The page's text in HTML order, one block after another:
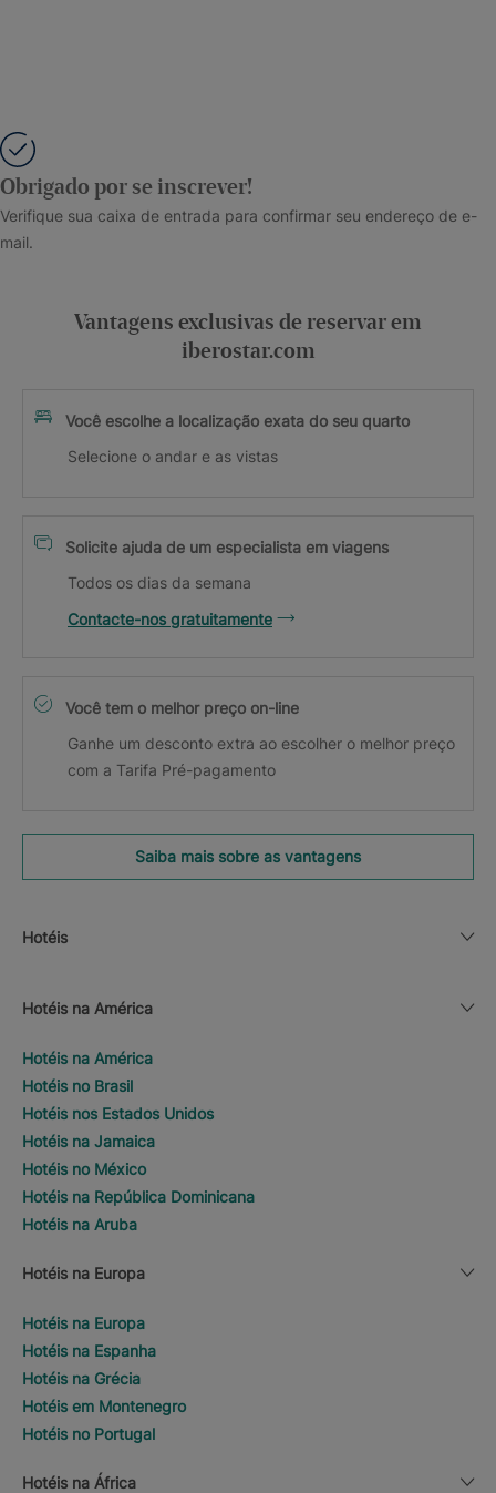
Obrigado por se inscrever!
Verifique sua caixa de entrada para confirmar seu endereço de e-
mail.
Vantagens exclusivas de reservar em
iberostar.com
Você escolhe a localização exata do seu quarto
Selecione o andar e as vistas
Solicite ajuda de um especialista em viagens
Todos os dias da semana
Contacte-nos gratuitamente
Você tem o melhor preço on-line
Ganhe um desconto extra ao escolher o melhor preço
com a Tarifa Pré-pagamento
Saiba mais sobre as vantagens
Hotéis
Hotéis na América
Hotéis na América
Hotéis no Brasil
Hotéis nos Estados Unidos
Hotéis na Jamaica
Hotéis no México
Hotéis na República Dominicana
Hotéis na Aruba
Hotéis na Europa
Hotéis na Europa
Hotéis na Espanha
Hotéis na Grécia
Hotéis em Montenegro
Hotéis no Portugal
Hotéis na África